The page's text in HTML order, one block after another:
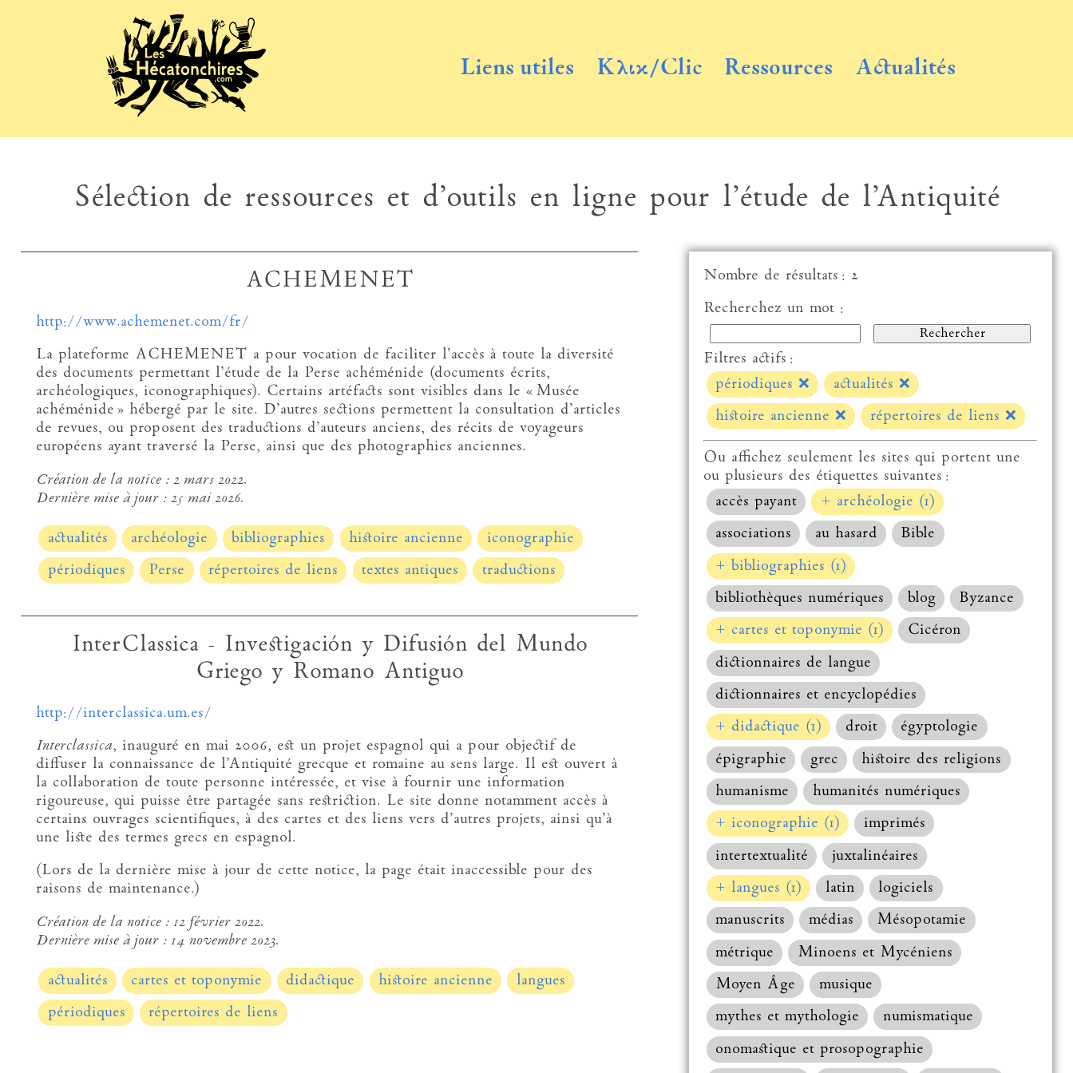
Liens utiles Κλικ/Clic Ressources Actualités
Sélection de ressources et d’outils en ligne pour l’étude de l’Antiquité
ACHEMENET
http://www.achemenet.com/fr/
La plateforme ACHEMENET a pour vocation de faciliter l’accès à toute la diversité
des documents permettant l’étude de la Perse achéménide (documents écrits,
archéologiques, iconographiques). Certains artéfacts sont visibles dans le « Musée
achéménide » hébergé par le site. D’autres sections permettent la consultation d’articles
de revues, ou proposent des traductions d’auteurs anciens, des récits de voyageurs
européens ayant traversé la Perse, ainsi que des photographies anciennes.
Création de la notice : 2 mars 2022.
Dernière mise à jour : 25 mai 2026.
actualités archéologie bibliographies histoire ancienne
iconographie
périodiques
Perse répertoires de liens textes antiques traductions
InterClassica - Investigación y Difusión del Mundo
Griego y Romano Antiguo
http://interclassica.um.es/
Interclassica, inauguré en mai 2006, est un projet espagnol qui a pour objectif de
diffuser la connaissance de l’Antiquité grecque et romaine au sens large. Il est ouvert à
la collaboration de toute personne intéressée, et vise à fournir une information
rigoureuse, qui puisse être partagée sans restriction. Le site donne notamment accès à
certains ouvrages scientifiques, à des cartes et des liens vers d’autres projets, ainsi qu’à
une liste des termes grecs en espagnol.
(Lors de la dernière mise à jour de cette notice, la page était inaccessible pour des
raisons de maintenance.)
Création de la notice : 12 février 2022.
Dernière mise à jour : 14 novembre 2023.
actualités cartes et toponymie didactique histoire ancienne
langues
périodiques
répertoires de liens
Nombre de résultats : 2
Recherchez un mot :
Filtres actifs :
périodiques ❌ actualités ❌
histoire ancienne ❌ répertoires de liens ❌
Ou affichez seulement les sites qui portent une
ou plusieurs des étiquettes suivantes :
accès payant
+ archéologie (1)
associations
au hasard
Bible
+ bibliographies (1)
bibliothèques numériques
blog
Byzance
+ cartes et toponymie (1)
Cicéron
dictionnaires de langue
dictionnaires et encyclopédies
+ didactique (1)
droit
égyptologie
épigraphie
grec
histoire des religions
humanisme
humanités numériques
+ iconographie (1)
imprimés
intertextualité
juxtalinéaires
+ langues (1)
latin
logiciels
manuscrits
médias
Mésopotamie
métrique
Minoens et Mycéniens
Moyen Âge
musique
mythes et mythologie
numismatique
onomastique et prosopographie